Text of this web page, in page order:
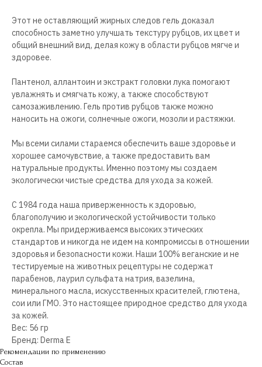
Этот не оставляющий жирных следов гель доказал
способность заметно улучшать текстуру рубцов, их цвет и
общий внешний вид, делая кожу в области рубцов мягче и
здоровее.
Пантенол, аллантоин и экстракт головки лука помогают
увлажнять и смягчать кожу, а также способствуют
самозаживлению. Гель против рубцов также можно
наносить на ожоги, солнечные ожоги, мозоли и растяжки.
Мы всеми силами стараемся обеспечить ваше здоровье и
хорошее самочувствие, а также предоставить вам
натуральные продукты. Именно поэтому мы создаем
экологически чистые средства для ухода за кожей.
С 1984 года наша приверженность к здоровью,
благополучию и экологической устойчивости только
окрепла. Мы придерживаемся высоких этических
стандартов и никогда не идем на компромиссы в отношении
здоровья и безопасности кожи. Наши 100% веганские и не
тестируемые на животных рецептуры не содержат
парабенов, лаурил сульфата натрия, вазелина,
минерального масла, искусственных красителей, глютена,
сои или ГМО. Это настоящее природное средство для ухода
за кожей.
Вес: 56 гр
Бренд: Derma E
Рекомендации по применению
Состав